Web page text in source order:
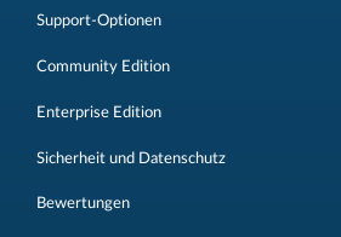
Support-Optionen
Community Edition
Enterprise Edition
Sicherheit und Datenschutz
Bewertungen